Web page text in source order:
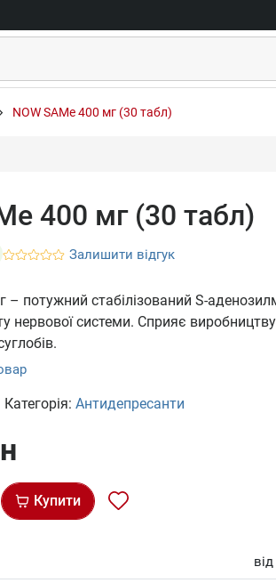
NOW SAMe 400 мг (30 табл)
400 мг (30 табл)
Залишити відгук
– потужний стабілізований S-
нервової системи. Сприяє
Категорія: Антидепресанти
Купити